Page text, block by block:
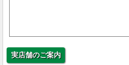
実店舗のご案内